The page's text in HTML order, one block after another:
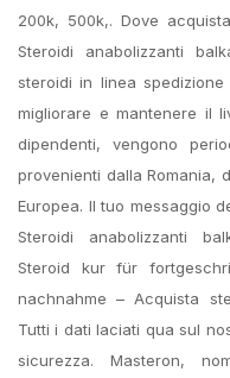
200k, 500k,. Dove
Steroidi anabolizzanti
steroidi in linea
migliorare e mantenere il
dipendenti, vengono
provenienti dalla Romania,
Europea. Il tuo messaggio
Steroidi anabolizzanti
Steroid kur für
nachnahme – Acquista
Tutti i dati laciati qua sul
sicurezza. Masteron,